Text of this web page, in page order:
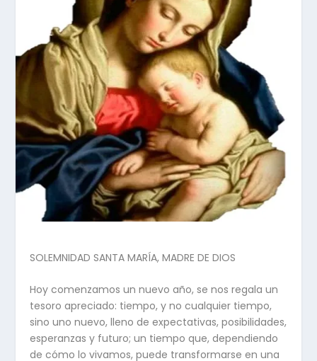
SOLEMNIDAD SANTA MARÍA, MADRE DE DIOS
Hoy comenzamos un nuevo año, se nos regala un
tesoro apreciado: tiempo, y no cualquier tiempo,
sino uno nuevo, lleno de expectativas, posibilidades,
esperanzas y futuro; un tiempo que, dependiendo
de cómo lo vivamos, puede transformarse en una